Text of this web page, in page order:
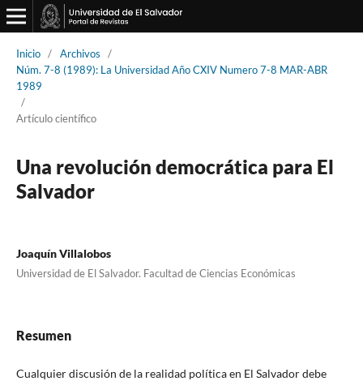
Inicio / Archivos
/
Núm. 7-8 (1989): La Universidad Año CXIV Numero 7-8 MAR-ABR
1989
/
Artículo científico
Una revolución democrática para El
Salvador
Joaquín Villalobos
Universidad de El Salvador. Facultad de Ciencias Económicas
Resumen
Cualquier discusión de la realidad política en El Salvador debe